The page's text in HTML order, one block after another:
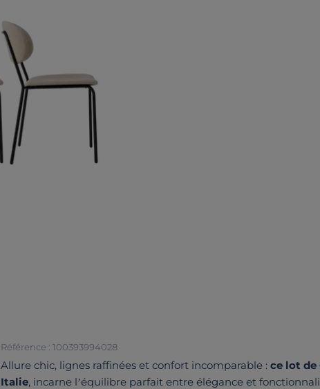
Référence : 100393994028
Allure chic, lignes raffinées et confort incomparable :ce lot de
Italie, incarne l’équilibre parfait entre élégance et